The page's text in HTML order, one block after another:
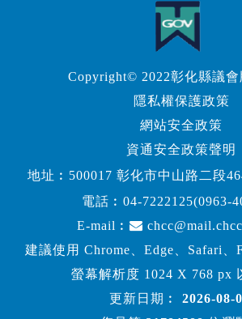
Copyright© 2022彰化縣議會
隱私權保護政策
網站安全政策
資通安全政策聲明
地址︰500017 彰化市中山路二段
電話︰ 04-7222125(0963-
E-mail︰
建議使用 Chrome、Edge、Safari、
螢幕解析度 1024 X 768 px
更新日期︰
2026-08-